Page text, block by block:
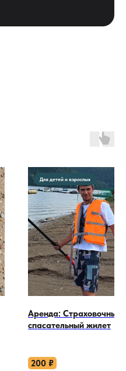
Для детей и взрослых
Аренда: Страховочный
спасательный жилет
200 ₽